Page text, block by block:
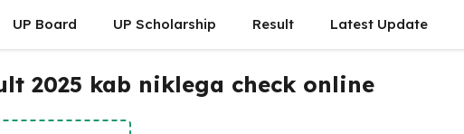
UP Board UP Scholarship Result Latest Update
2025 kab niklega check online